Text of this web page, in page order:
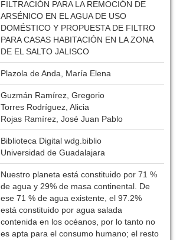
FILTRACIÓN PARA LA REMOCIÓN DE
ARSÉNICO EN EL AGUA DE USO
DOMÉSTICO Y PROPUESTA DE FILTRO
PARA CASAS HABITACIÓN EN LA ZONA
DE EL SALTO JALISCO
Plazola de Anda, María Elena
Guzmán Ramírez, Gregorio
Torres Rodríguez, Alicia
Rojas Ramírez, José Juan Pablo
Biblioteca Digital wdg.biblio
Universidad de Guadalajara
Nuestro planeta está constituido por 71 %
de agua y 29% de masa continental. De
ese 71 % de agua existente, el 97.2%
está constituido por agua salada
contenida en los océanos, por lo tanto no
es apta para el consumo humano; el resto